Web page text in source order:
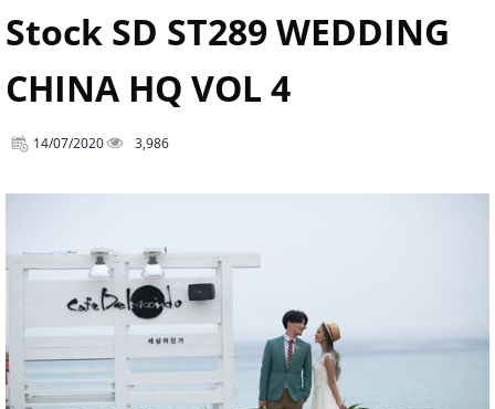
Stock SD ST289 WEDDING
CHINA HQ VOL 4
14/07/2020 3,986